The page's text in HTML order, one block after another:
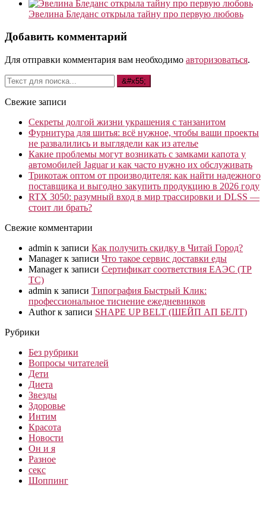
Эвелина Бледанс открыла тайну про первую любовь
Добавить комментарий
Для отправки комментария вам необходимо авторизоваться.
Свежие записи
Секреты долгой жизни украшения с танзанитом
Фурнитура для шитья: всё нужное, чтобы ваши проекты
не развалились и выглядели как из ателье
Какие проблемы могут возникать с замками капота у
автомобилей Jaguar и как часто нужно их обслуживать
Трикотаж оптом от производителя: как найти надежного
поставщика и выгодно закупить продукцию в 2026 году
RTX 3050: разумный вход в мир трассировки и DLSS —
стоит ли брать?
Свежие комментарии
admin к записи Как получить скидку в Читай Город?
Managerк записи Что такое сервис доставки еды
Managerк записи Сертификат соответствия ЕАЭС (ТР
ТС)
admin к записи Типография Быстрый Клик:
профессиональное тиснение ежедневников
Authorк записи SHAPE UP BELT (ШЕЙП АП БЕЛТ)
Рубрики
Без рубрики
Вопросы читателей
Дети
Диета
Звезды
Здоровье
Интим
Красота
Новости
Он и я
Разное
секс
Шоппинг